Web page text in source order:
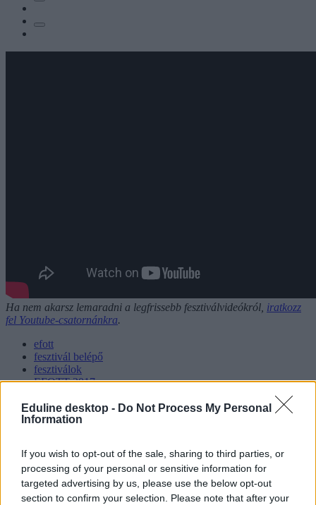
Eduline desktop - Do Not Process My Personal
Information
If you wish to opt-out of the sale, sharing to third parties, or
processing of your personal or sensitive information for
targeted advertising by us, please use the below opt-out
section to confirm your selection. Please note that after your
Ha nem akarsz lemaradni a legfrissebb fesztiválvideókról, iratkozz
fel Youtube-csatornánkra.
efott
fesztivál belépő
fesztiválok
EFOTT 2017
Hozzászólások